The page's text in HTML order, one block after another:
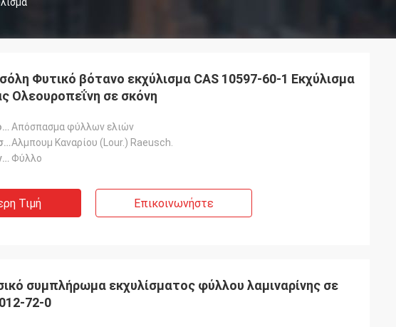
Φυτικό βότανο εκχύλισμα CAS 10597-60-1 Εκχύλισμα
Ολεουροπεΐνη σε σκόνη
Ονομασία προϊόντος: Απόσπασμα φύλλων ελιών
Λατινική ονομασία:Αλμπουμ Καναρίου (Lour.) Raeusch.
Χρησιμοποιημένο μέρος: Φύλλο
Τιμή Επικοινωνήστε
συμπλήρωμα εκχυλίσματος φύλλου λαμιναρίνης σε
72-0